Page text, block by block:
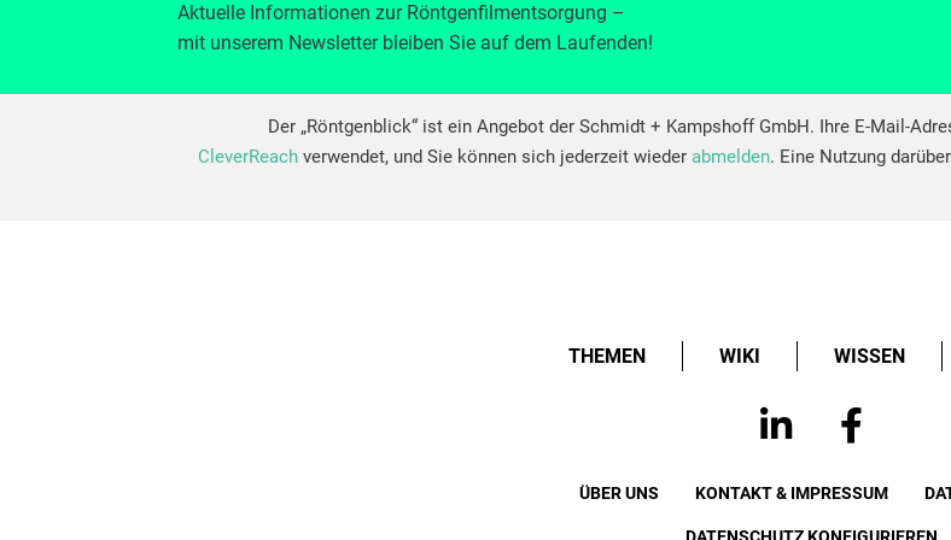
Aktuelle Informationen zur Röntgenfilmentsorgung –
mit unserem Newsletter bleiben Sie auf dem Laufenden!
Der „Röntgenblick“ ist ein Angebot der Schmidt + Kampshoff GmbH. Ihre E-Mail-
CleverReach verwendet, und Sie können sich jederzeit wieder abmelden. Eine Nutzung
THEMEN WIKI WISSEN
ÜBER UNS KONTAKT & IMPRESSUM